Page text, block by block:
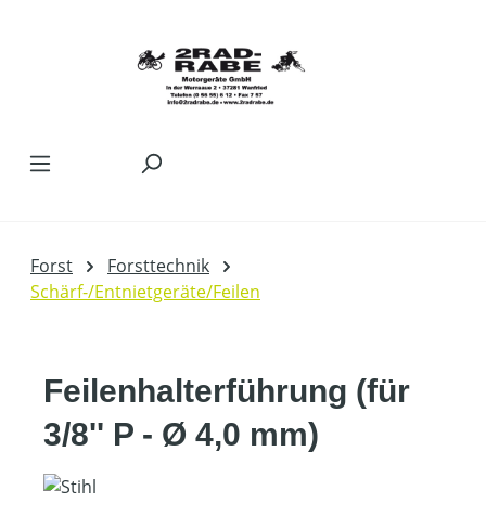
Forst
Forsttechnik
Schärf-/Entnietgeräte/Feilen
Feilenhalterführung (für
3/8'' P - Ø 4,0 mm)